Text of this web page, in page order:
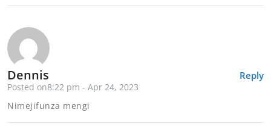
Reply
Dennis
Posted on8:22 pm - Apr 24, 2023
Nimejifunza mengi